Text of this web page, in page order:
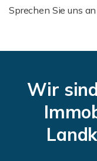
Sprechen Sie uns
Wir